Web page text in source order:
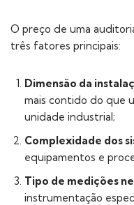
O preço de uma
três fatores principais:
Dimensão da
mais contido do que
unidade industrial;
Complexidade dos
equipamentos e
Tipo de medições
instrumentação